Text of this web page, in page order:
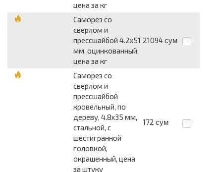
цена за кг
Саморез со
сверлом и
прессшайбой 4.2х51
мм, оцинкованный,
цена за кг
21094 сум
Саморез со
сверлом и
прессшайбой
кровельный, по
дереву, 4.8х35 мм,
стальной, с
шестигранной
головкой,
окрашенный, цена
за штуку
172 сум